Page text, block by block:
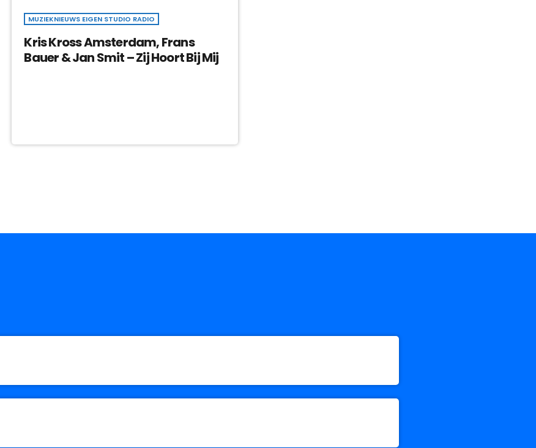
MUZIEKNIEUWS EIGEN STUDIO RADIO
Kris Kross Amsterdam, Frans
Bauer & Jan Smit – Zij Hoort Bij Mij